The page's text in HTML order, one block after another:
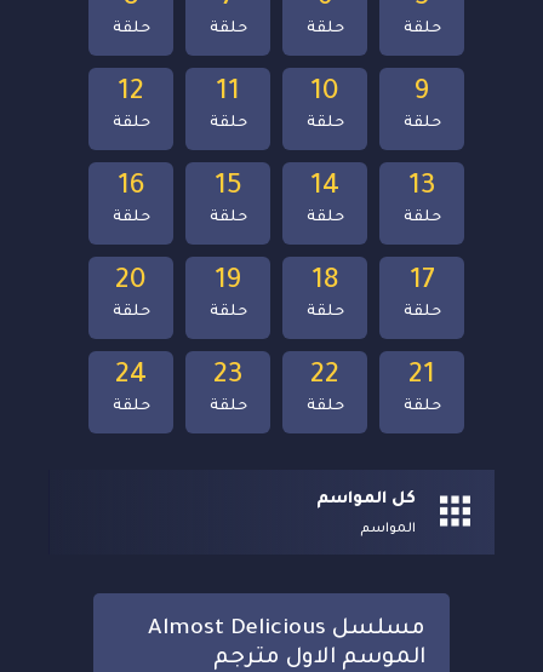
24
حلقة
23
حلقة
22
حلقة
21
حلقة
20
حلقة
19
حلقة
18
حلقة
17
حلقة
16
حلقة
15
حلقة
14
حلقة
13
حلقة
12
حلقة
11
حلقة
10
حلقة
9
حلقة
حلقة حلقة حلقة حلقة
كل المواسم
المواسم
مسلسل Almost Delicious
الموسم الاول مترجم